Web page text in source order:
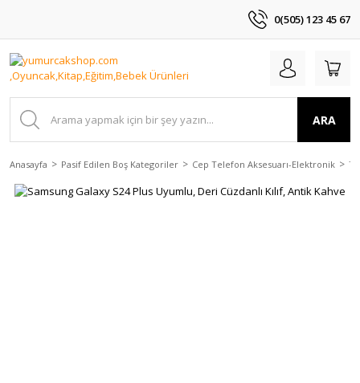
0(505) 123 45 67
ARA
Anasayfa Pasif Edilen Boş Kategoriler Cep Telefon Aksesuarı-Elektronik